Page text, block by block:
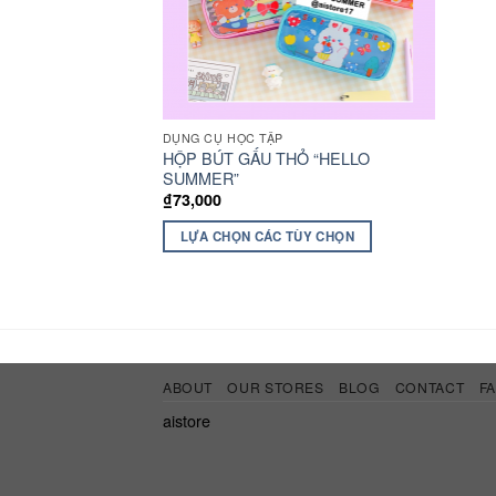
DỤNG CỤ HỌC TẬP
HỘP BÚT GẤU THỎ “HELLO
SUMMER”
₫73,000
LỰA CHỌN CÁC TÙY CHỌN
ABOUT OUR STORES BLOG CONTACT
aistore